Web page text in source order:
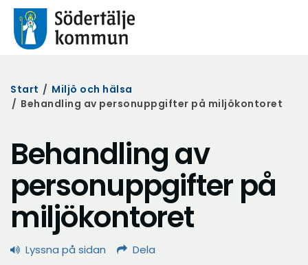
Start / Miljö och hälsa
/ Behandling av personuppgifter på miljökontoret
Behandling av
personuppgifter på
miljökontoret
Lyssna på sidan Dela